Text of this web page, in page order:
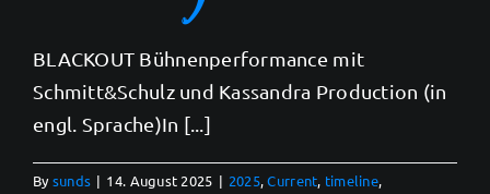
BLACKOUT Bühnenperformance mit
Schmitt&Schulz und Kassandra Production (in
engl. Sprache)In [...]
Bysunds | 14. August 2025 | 2025,Current, timeline,